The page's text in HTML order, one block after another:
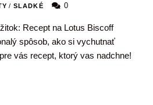
/ SLADKÉ 0
Recept na Lotus Biscoff
spôsob, ako si vychutnať
vás recept, ktorý vas nadchne!